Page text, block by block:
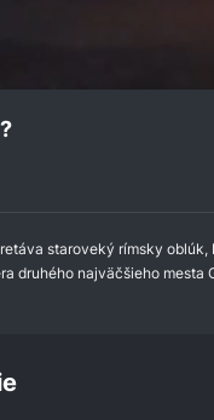
staroveký rímsky
druhého najväčšieho